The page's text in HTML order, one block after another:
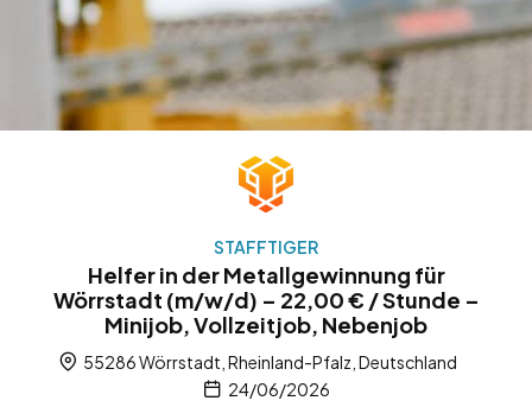
STAFFTIGER
Helfer in der Metallgewinnung für
Wörrstadt (m/w/d) – 22,00 € / Stunde –
Minijob, Vollzeitjob, Nebenjob
55286 Wörrstadt, Rheinland-Pfalz, Deutschland
24/06/2026